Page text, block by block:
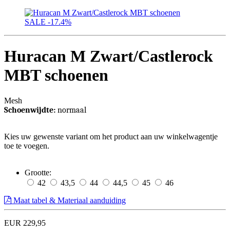
SALE -17.4%
Huracan M Zwart/Castlerock
MBT schoenen
Mesh
Schoenwijdte: normaal
Kies uw gewenste variant om het product aan uw winkelwagentje
toe te voegen.
Grootte:
42
43,5 44 44,5 45
46
Maat tabel & Materiaal aanduiding
EUR 229,95